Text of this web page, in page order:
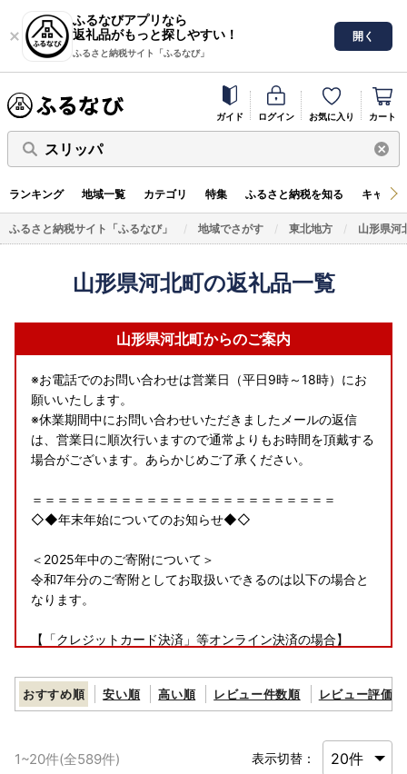
ふるなびアプリなら
返礼品がもっと探しやすい！
ふるさと納税サイト「ふるなび」
開く
ガイド ログイン お気に入り カート
スリッパ
ランキング 地域一覧 カテゴリ 特集 ふるさと納税を知る キャン
ふるさと納税サイト「ふるなび」 地域でさがす 東北地方 山形県河
山形県河北町の返礼品一覧
山形県河北町からのご案内
※お電話でのお問い合わせは営業日（平日9時～18時）にお
願いいたします。
※休業期間中にお問い合わせいただきましたメールの返信
は、営業日に順次行いますので通常よりもお時間を頂戴する
場合がございます。あらかじめご了承ください。
＝＝＝＝＝＝＝＝＝＝＝＝＝＝＝＝＝＝＝＝＝＝＝＝
◇◆年末年始についてのお知らせ◆◇
＜2025年中のご寄附について＞
令和7年分のご寄附としてお取扱いできるのは以下の場合と
なります。
【「クレジットカード決済」等オンライン決済の場合】
【書類の発送について】
入金確認後、会員情報に登録されたご住所にお送りいたしま
おすすめ順 安い順 高い順 レビュー件数順 レビュー評価順
1~20件(全589件) 表示切替：